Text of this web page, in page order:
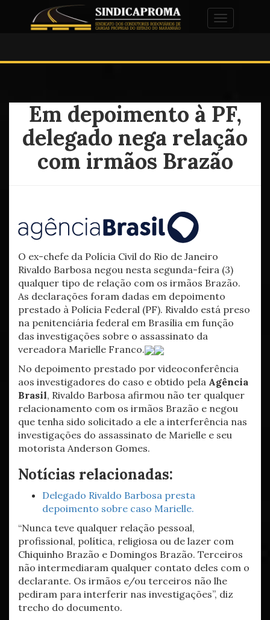
Alternar
Em depoimento à PF,
delegado nega relação
com irmãos Brazão
O ex-chefe da Polícia Civil do Rio de Janeiro
Rivaldo Barbosa negou nesta segunda-feira (3)
qualquer tipo de relação com os irmãos Brazão.
As declarações foram dadas em depoimento
prestado à Polícia Federal (PF). Rivaldo está preso
na penitenciária federal em Brasília em função
das investigações sobre o assassinato da
vereadora Marielle Franco.
No depoimento prestado por videoconferência
aos investigadores do caso e obtido pela Agência
Brasil, Rivaldo Barbosa afirmou não ter qualquer
relacionamento com os irmãos Brazão e negou
que tenha sido solicitado a ele a interferência nas
investigações do assassinato de Marielle e seu
motorista Anderson Gomes.
Notícias relacionadas:
Delegado Rivaldo Barbosa presta
depoimento sobre caso Marielle.
“Nunca teve qualquer relação pessoal,
profissional, política, religiosa ou de lazer com
Chiquinho Brazão e Domingos Brazão. Terceiros
não intermediaram qualquer contato deles com o
declarante. Os irmãos e/ou terceiros não lhe
pediram para interferir nas investigações”, diz
trecho do documento.